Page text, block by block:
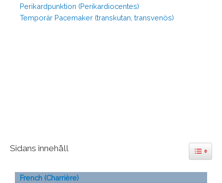
Perikardpunktion (Perikardiocentes)
Temporär Pacemaker (transkutan, transvenös)
Sidans innehåll Toggle
French (Charrière)